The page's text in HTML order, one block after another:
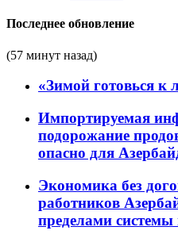
Последнее обновление
(57 минут назад)
«Зимой готовься к
Импортируемая
подорожание
опасно для
Экономика без
работников
пределами системы